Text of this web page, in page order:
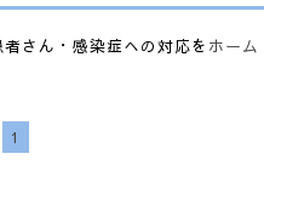
さん・感染症への対応を ホーム
1